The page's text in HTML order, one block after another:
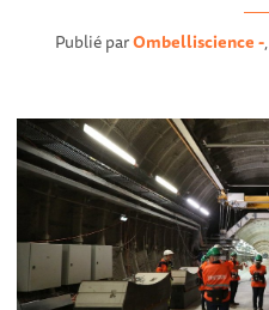
Publié parOmbelliscience -